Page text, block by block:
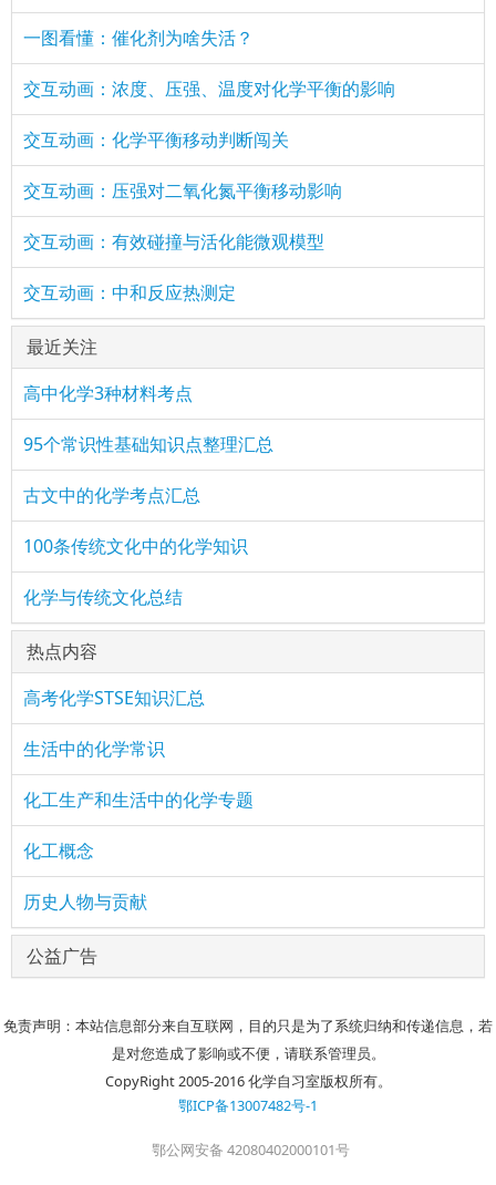
一图看懂：催化剂为啥失活？
交互动画：浓度、压强、温度对化学平衡的影响
交互动画：化学平衡移动判断闯关
交互动画：压强对二氧化氮平衡移动影响
交互动画：有效碰撞与活化能微观模型
交互动画：中和反应热测定
最近关注
高中化学3种材料考点
95个常识性基础知识点整理汇总
古文中的化学考点汇总
100条传统文化中的化学知识
化学与传统文化总结
热点内容
高考化学STSE知识汇总
生活中的化学常识
化工生产和生活中的化学专题
化工概念
历史人物与贡献
公益广告
免责声明：本站信息部分来自互联网，目的只是为了系统归纳和传递信息，若
是对您造成了影响或不便，请联系管理员。
CopyRight 2005-2016 化学自习室版权所有。
鄂ICP备13007482号-1
鄂公网安备 42080402000101号